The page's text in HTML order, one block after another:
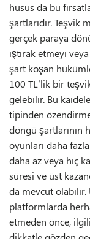
husus da bu
şartlarıdır. Teşvik
gerçek paraya
iştirak etmeyi
şart koşan
100 TL’lik bir
gelebilir. Bu
tipinden
döngü şartlarının
oyunları daha
daha az veya hiç
süresi ve üst
da mevcut olabilir.
platformlarda
etmeden önce,